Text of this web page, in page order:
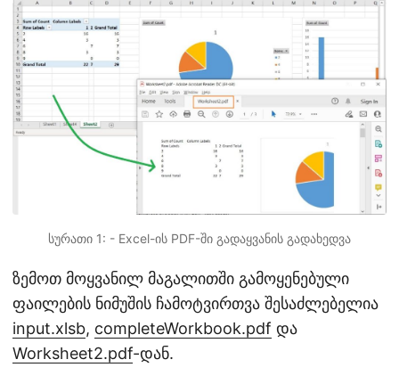
სურათი 1: - Excel-ის PDF-ში გადაყვანის გადახედვა
ზემოთ მოყვანილ მაგალითში გამოყენებული
ფაილების ნიმუშის ჩამოტვირთვა შესაძლებელია
input.xlsb, completeWorkbook.pdf და
Worksheet2.pdf-დან.